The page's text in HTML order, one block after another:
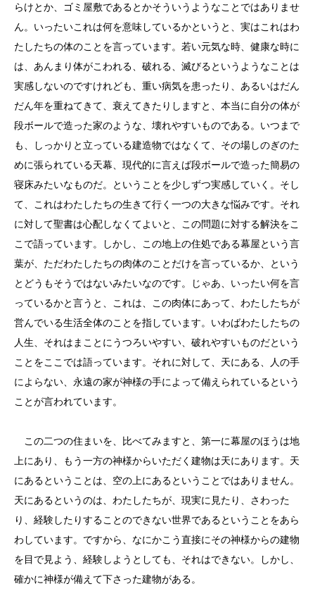
らけとか、ゴミ屋敷であるとかそういうようなことではありませ
ん。いったいこれは何を意味しているかというと、実はこれはわ
たしたちの体のことを言っています。若い元気な時、健康な時に
は、あんまり体がこわれる、破れる、滅びるというようなことは
実感しないのですけれども、重い病気を患ったり、あるいはだん
だん年を重ねてきて、衰えてきたりしますと、本当に自分の体が
段ボールで造った家のような、壊れやすいものである。いつまで
も、しっかりと立っている建造物ではなくて、その場しのぎのた
めに張られている天幕、現代的に言えば段ボールで造った簡易の
寝床みたいなものだ。ということを少しずつ実感していく。そし
て、これはわたしたちの生きて行く一つの大きな悩みです。それ
に対して聖書は心配しなくてよいと、この問題に対する解決をこ
こで語っています。しかし、この地上の住処である幕屋という言
葉が、ただわたしたちの肉体のことだけを言っているか、という
とどうもそうではないみたいなのです。じゃあ、いったい何を言
っているかと言うと、これは、この肉体にあって、わたしたちが
営んでいる生活全体のことを指しています。いわばわたしたちの
人生、それはまことにうつろいやすい、破れやすいものだという
ことをここでは語っています。それに対して、天にある、人の手
によらない、永遠の家が神様の手によって備えられているという
ことが言われています。
この二つの住まいを、比べてみますと、第一に幕屋のほうは地
上にあり、もう一方の神様からいただく建物は天にあります。天
にあるということは、空の上にあるということではありません。
天にあるというのは、わたしたちが、現実に見たり、さわった
り、経験したりすることのできない世界であるということをあら
わしています。ですから、なにかこう直接にその神様からの建物
を目で見よう、経験しようとしても、それはできない。しかし、
確かに神様が備えて下さった建物がある。